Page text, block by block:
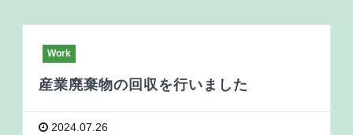
Work
産業廃棄物の回収を行いました
2024.07.26